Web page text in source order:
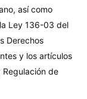
así como
Ley 136-03 del
Derechos
y los artículos
de